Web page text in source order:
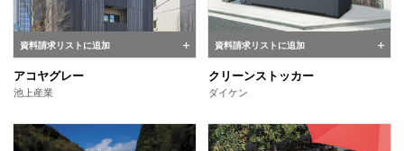
資料請求リストに追加
アコヤグレー
池上産業
資料請求リストに追加
クリーンストッカー
ダイケン